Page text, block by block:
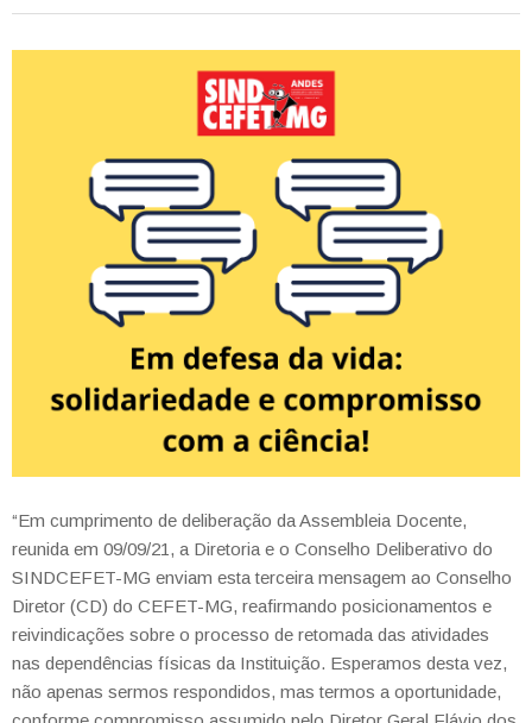
“Em cumprimento de deliberação da Assembleia Docente,
reunida em 09/09/21, a Diretoria e o Conselho Deliberativo do
SINDCEFET-MG enviam esta terceira mensagem ao Conselho
Diretor (CD) do CEFET-MG, reafirmando posicionamentos e
reivindicações sobre o processo de retomada das atividades
nas dependências físicas da Instituição. Esperamos desta vez,
não apenas sermos respondidos, mas termos a oportunidade,